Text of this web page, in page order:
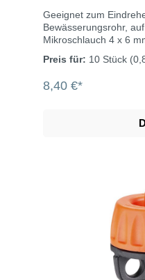
Geeignet zum
Bewässerungsrohr,
Mikroschlauch 4 x 6
Preis für: 10 Stück
8,40 €*